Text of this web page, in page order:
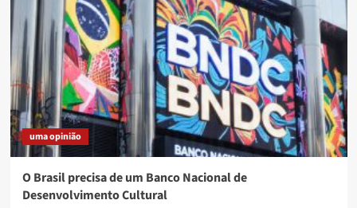
uma opinião
O Brasil precisa de um Banco Nacional de
Desenvolvimento Cultural